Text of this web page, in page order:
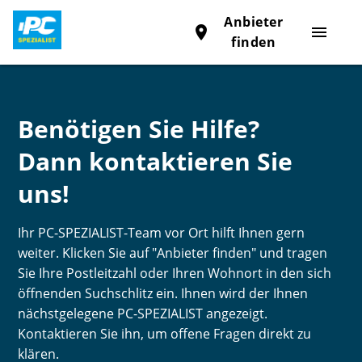
menu
place
Anbieter
finden
Benötigen Sie Hilfe?
Dann kontaktieren Sie
uns!
Ihr PC-SPEZIALIST-Team vor Ort hilft Ihnen gern
weiter. Klicken Sie auf "Anbieter finden" und tragen
Sie Ihre Postleitzahl oder Ihren Wohnort in den sich
öffnenden Suchschlitz ein. Ihnen wird der Ihnen
nächstgelegene PC-SPEZIALIST angezeigt.
Kontaktieren Sie ihn, um offene Fragen direkt zu
klären.